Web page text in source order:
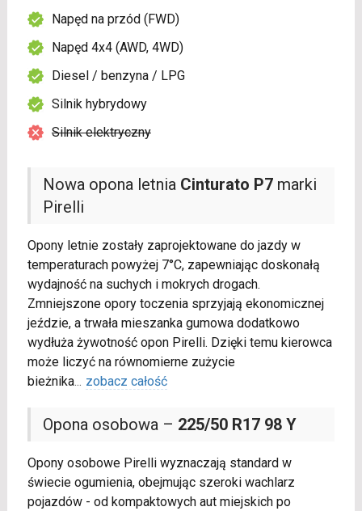
Nowa opona letnia Cinturato P7marki
Pirelli
Opony letnie zostały zaprojektowane do jazdy w
temperaturach powyżej 7°C, zapewniając doskonałą
wydajność na suchych i mokrych drogach.
Zmniejszone opory toczenia sprzyjają ekonomicznej
jeździe, a trwała mieszanka gumowa dodatkowo
wydłuża żywotność opon Pirelli. Dzięki temu kierowca
może liczyć na równomierne zużycie
bieżnika... zobacz całość
Opona osobowa – 225/50 R17 98 Y
Opony osobowe Pirelli wyznaczają standard w
świecie ogumienia, obejmując szeroki wachlarz
pojazdów - od kompaktowych aut miejskich po
Napęd na przód (FWD)
Napęd 4x4 (AWD, 4WD)
Diesel / benzyna / LPG
Silnik hybrydowy
Silnik elektryczny